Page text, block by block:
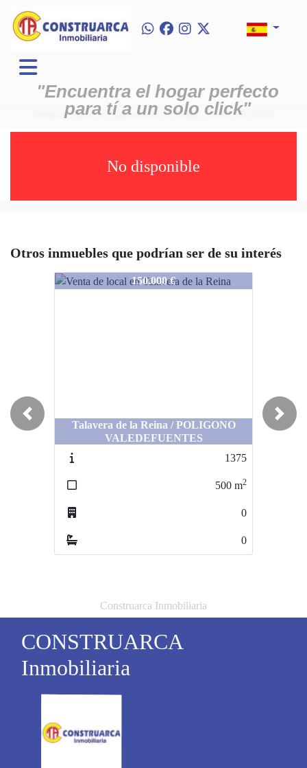
"Encuentra el hogar perfecto
para tí a un solo click"
Venta de nave en Talavera de la Reina, TRES OLIVOS
No disponible
Otros inmuebles que podrían ser de su interés
2880
150.000 €
Talavera de la Reina / POLIGONO
VALEDEFUENTES
1375
500 m2
0
0
Previous Next
Construarca Inmobiliaria
CONSTRUARCA
Inmobiliaria